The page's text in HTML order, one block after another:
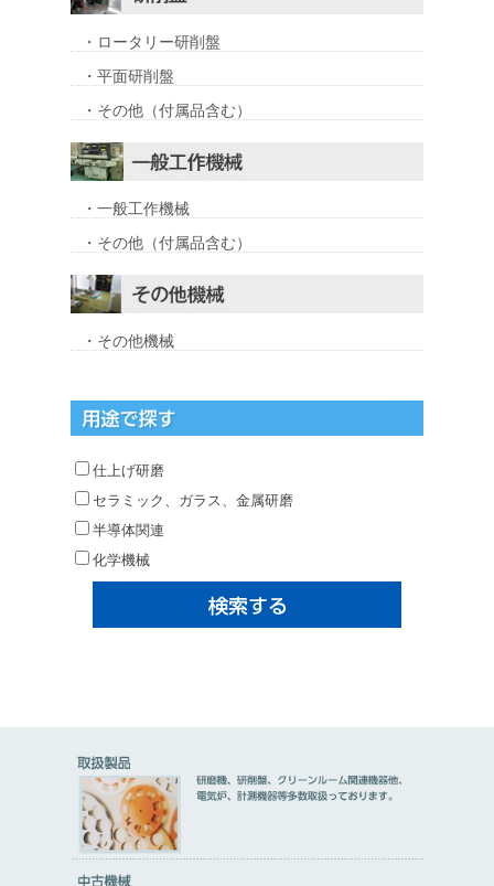
・ロータリー研削盤
・平面研削盤
・その他（付属品含む）
・一般工作機械
・その他（付属品含む）
・その他機械
仕上げ研磨
セラミック、ガラス、金属研磨
半導体関連
化学機械